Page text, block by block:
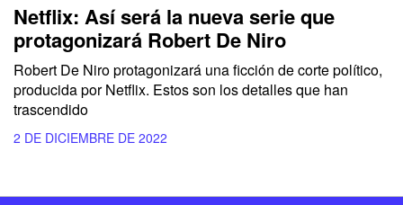
Netflix: Así será la nueva serie que
protagonizará Robert De Niro
Robert De Niro protagonizará una ficción de corte político,
producida por Netflix. Estos son los detalles que han
trascendido
2 DE DICIEMBRE DE 2022